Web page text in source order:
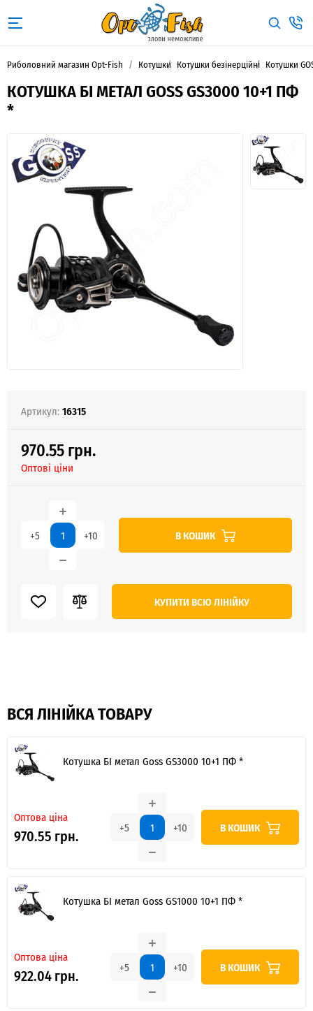
Риболовний магазин Opt-Fish Котушки Котушки безінерційні Котушки
КОТУШКА БІ МЕТАЛ GOSS GS3000 10+1 ПФ
*
Артикул:16315
970.55 грн.
Оптові ціни
+5 +10 В КОШИК
КУПИТИ ВСЮ ЛІНІЙКУ
ВСЯ ЛІНІЙКА ТОВАРУ
Котушка БІ метал Goss GS3000 10+1 ПФ *
Оптова ціна
970.55 грн. +5 +10 В КОШИК
Котушка БІ метал Goss GS1000 10+1 ПФ *
Оптова ціна
922.04 грн. +5 +10 В КОШИК